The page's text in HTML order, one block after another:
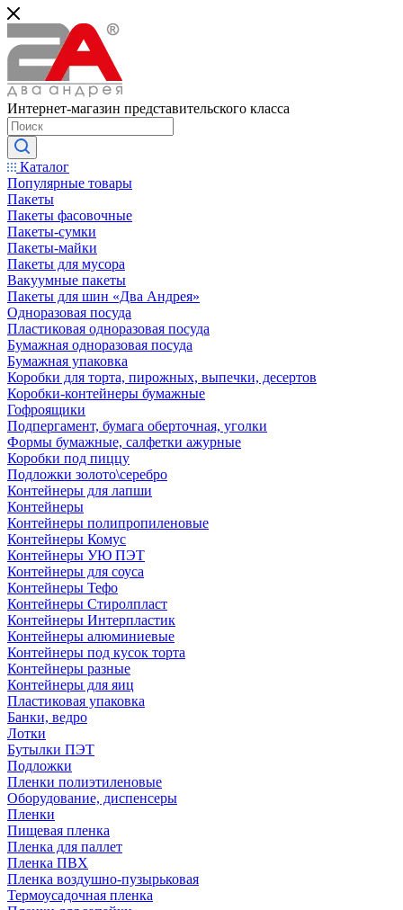
Интернет-магазин представительского класса
Каталог
Популярные товары
Пакеты
Пакеты фасовочные
Пакеты-сумки
Пакеты-майки
Пакеты для мусора
Вакуумные пакеты
Пакеты для шин «Два Андрея»
Одноразовая посуда
Пластиковая одноразовая посуда
Бумажная одноразовая посуда
Бумажная упаковка
Коробки для торта, пирожных, выпечки, десертов
Коробки-контейнеры бумажные
Гофроящики
Подпергамент, бумага оберточная, уголки
Формы бумажные, салфетки ажурные
Коробки под пиццу
Подложки золото\серебро
Контейнеры для лапши
Контейнеры
Контейнеры полипропиленовые
Контейнеры Комус
Контейнеры УЮ ПЭТ
Контейнеры для соуса
Контейнеры Тефо
Контейнеры Стиролпласт
Контейнеры Интерпластик
Контейнеры алюминиевые
Контейнеры под кусок торта
Контейнеры разные
Контейнеры для яиц
Пластиковая упаковка
Банки, ведро
Лотки
Бутылки ПЭТ
Подложки
Пленки полиэтиленовые
Оборудование, диспенсеры
Пленки
Пищевая пленка
Пленка для паллет
Пленка ПВХ
Пленка воздушно-пузырьковая
Термоусадочная пленка